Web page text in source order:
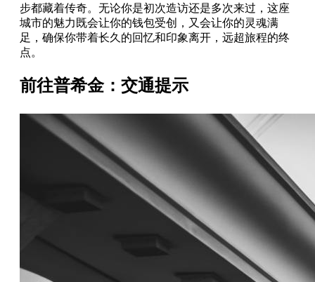
步都藏着传奇。无论你是初次造访还是多次来过，这座
城市的魅力既会让你的钱包受创，又会让你的灵魂满
足，确保你带着长久的回忆和印象离开，远超旅程的终
点。
前往普希金：交通提示